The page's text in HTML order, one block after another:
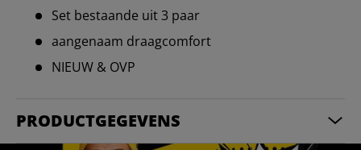
Set bestaande uit 3 paar
aangenaam draagcomfort
NIEUW & OVP
PRODUCTGEGEVENS